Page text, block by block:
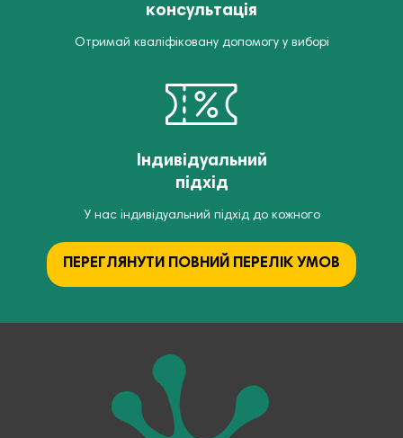
консультація
Отримай кваліфіковану допомогу у виборі
Індивідуальний
підхід
У нас індивідуальний підхід до кожного
ПЕРЕГЛЯНУТИ ПОВНИЙ ПЕРЕЛІК УМОВ